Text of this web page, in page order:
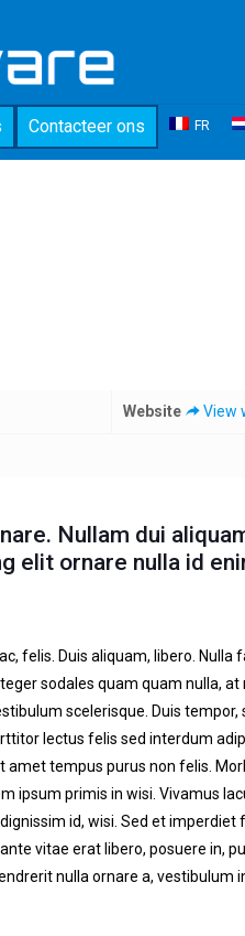
Contacteer ons FR
Website View
Nullam dui
ornare nulla id
felis. Duis aliquam, libero. Nulla
sodales quam quam nulla,
scelerisque. Duis
lectus felis sed interdum
amet tempus purus non felis.
ipsum primis in wisi. Vivamus
id, wisi. Sed et
vitae erat libero, posuere in,
nulla ornare a, vestibulum